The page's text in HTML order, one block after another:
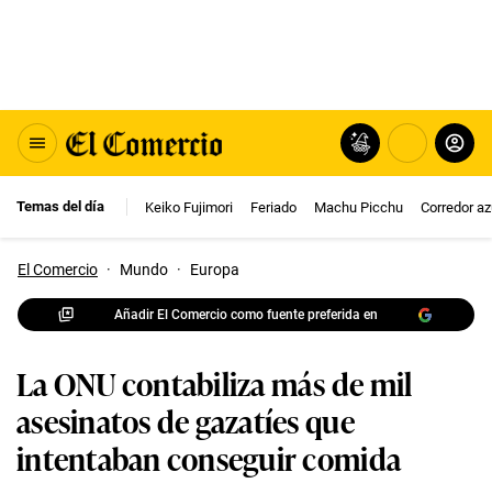
Temas del día Keiko Fujimori Feriado Machu Picchu Corredor
El Comercio · Mundo · Europa
Añadir El Comercio como fuente preferida en
La ONU contabiliza más de mil
asesinatos de gazatíes que
intentaban conseguir comida